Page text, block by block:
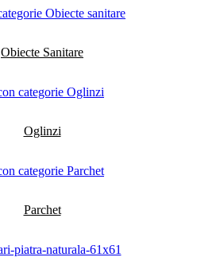
Obiecte Sanitare
Oglinzi
Parchet